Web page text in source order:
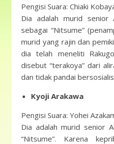
Pengisi Suara: Chiaki
Dia adalah murid senior
sebagai “Nitsume”
murid yang rajin dan
dia telah meneliti
disebut “terakoya” dari
dan tidak pandai
Kyoji Arakawa
Pengisi Suara: Yohei
Dia adalah murid senior
“Nitsume”. Karena